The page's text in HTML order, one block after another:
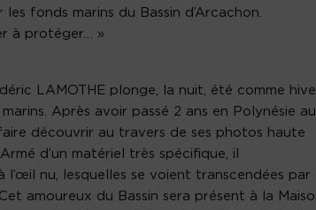
fonds marins du Bassin d’Arcachon.
à protéger… »
LAMOTHE plonge, la nuit, été comme
Après avoir passé 2 ans en Polynésie au
découvrir au travers de ses photos haute
d’un matériel très spécifique, il
nu, lesquelles se voient transcendées par
amoureux du Bassin sera présent à la